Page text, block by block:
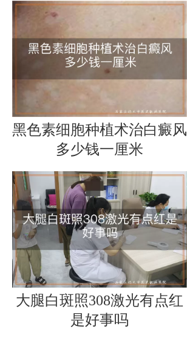
黑色素细胞种植术治白癜风
多少钱一厘米
大腿白斑照308激光有点红
是好事吗